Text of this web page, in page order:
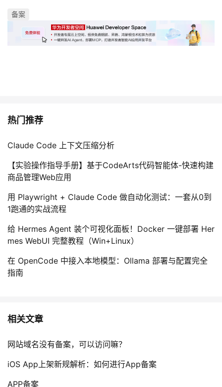
备案
热门推荐
Claude Code 上下文压缩分析
【实验操作指导手册】基于CodeArts代码智能体-快速构建
商品管理Web应用
用 Playwright + Claude Code 做自动化测试：一套从0到
1跑通的实战流程
给 Hermes Agent 装个可视化面板！Docker 一键部署 Her
mes WebUI 完整教程（Win+Linux）
在 OpenCode 中接入本地模型：Ollama 部署与配置完全
指南
相关文章
网站域名没有备案，可以访问嘛？
iOS App上架新规解析：如何进行App备案
APP备案